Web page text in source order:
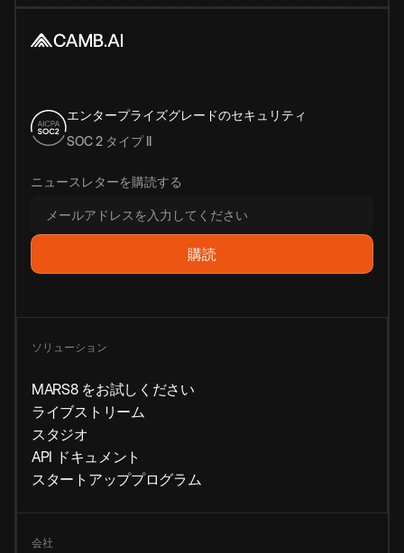
エンタープライズグレードのセキュリティ
SOC 2 タイプ II
ニュースレターを購読する
ソリューション
MARS8 をお試しください
ライブストリーム
スタジオ
API ドキュメント
スタートアッププログラム
会社